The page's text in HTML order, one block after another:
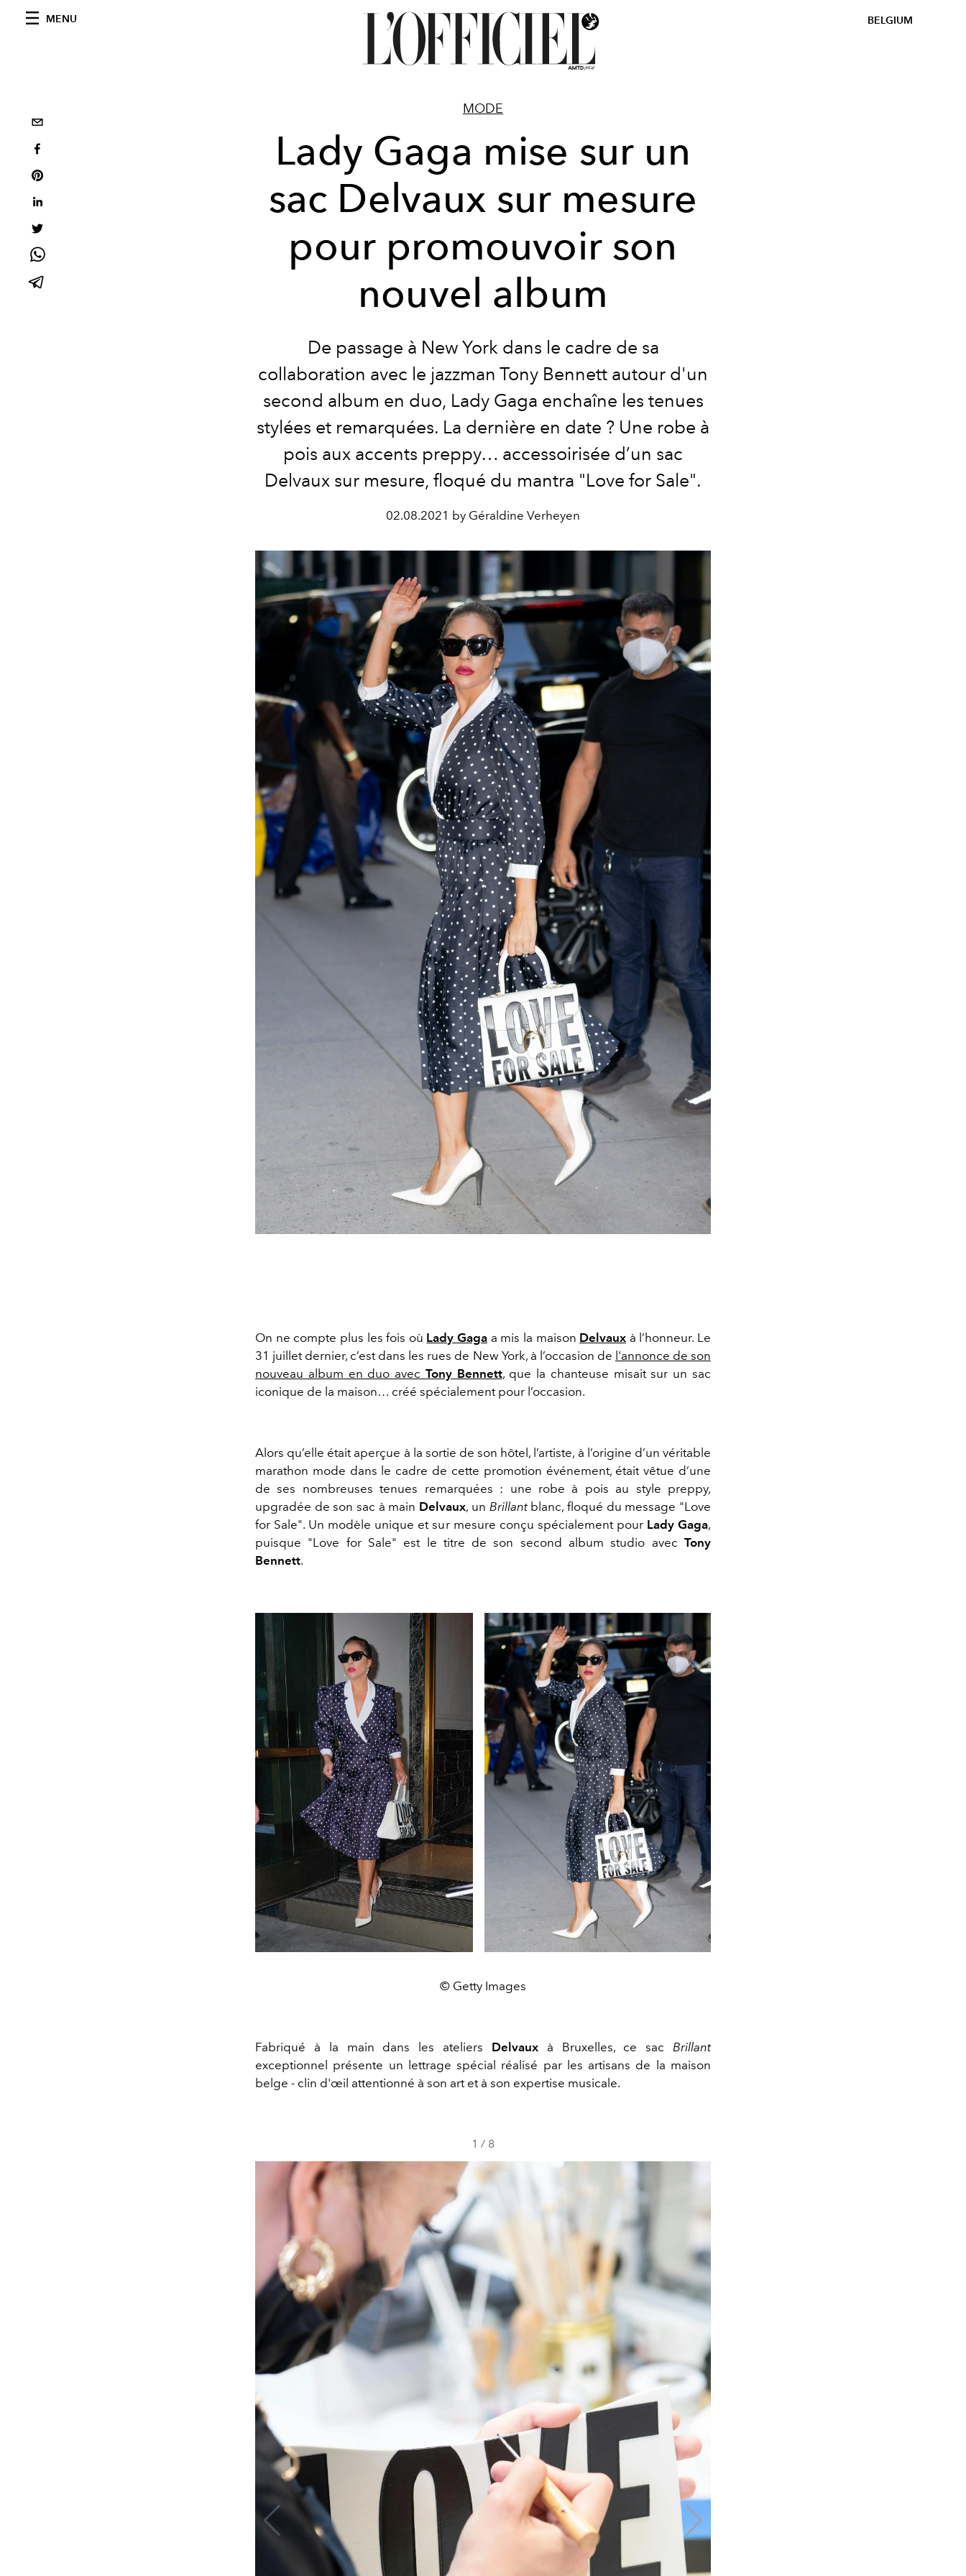
MENU BELGIUM
MODE
Lady Gaga mise sur un
sac Delvaux sur mesure
pour promouvoir son
nouvel album
De passage à New York dans le cadre de sa
collaboration avec le jazzman Tony Bennett autour d'un
second album en duo, Lady Gaga enchaîne les tenues
stylées et remarquées. La dernière en date ? Une robe à
pois aux accents preppy… accessoirisée d’un sac
Delvaux sur mesure, floqué du mantra "Love for Sale".
02.08.2021 by Géraldine Verheyen
On ne compte plus les fois où Lady Gaga a mis la maison Delvaux à l’honneur. Le
31 juillet dernier, c’est dans les rues de New York, à l’occasion de l'annonce de son
nouveau album en duo avec Tony Bennett, que la chanteuse misait sur un sac
iconique de la maison… créé spécialement pour l’occasion.
Alors qu’elle était aperçue à la sortie de son hôtel, l’artiste, à l’origine d’un véritable
marathon mode dans le cadre de cette promotion événement, était vêtue d’une
de ses nombreuses tenues remarquées : une robe à pois au style preppy,
upgradée de son sac à main Delvaux, un Brillantblanc, floqué du message "Love
for Sale". Un modèle unique et sur mesure conçu spécialement pour Lady Gaga,
puisque "Love for Sale" est le titre de son second album studio avec Tony
Bennett.
© Getty Images
Fabriqué à la main dans les ateliers Delvauxà Bruxelles, ce sac Brillant
exceptionnel présente un lettrage spécial réalisé par les artisans de la maison
belge - clin d'œil attentionné à son art et à son expertise musicale.
1 / 8